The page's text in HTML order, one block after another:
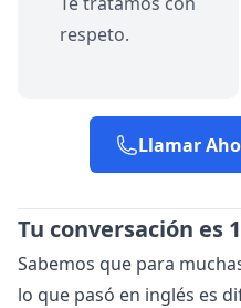
respeto.
Llamar
Tu conversación es
Sabemos que para
lo que pasó en inglés es